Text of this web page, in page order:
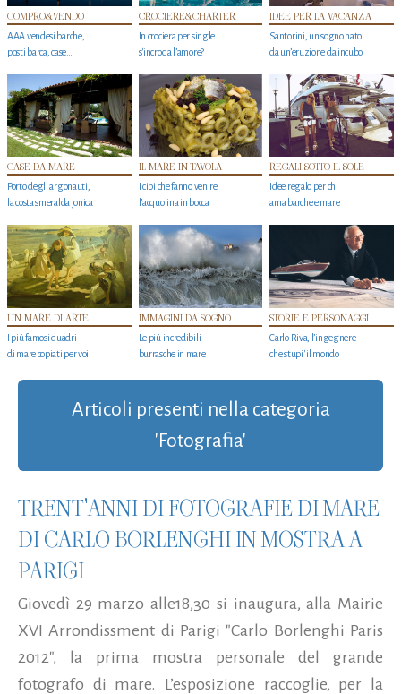
COMPRO&VENDO
AAA vendesi barche,
posti barca, case…
CROCIERE&CHARTER
In crociera per single
s'incrocia l’amore?
IDEE PER LA VACANZA
Santorini, un sogno nato
da un’eruzione da incubo
CASE DA MARE
Porto degli argonauti,
la costa smeralda jonica
IL MARE IN TAVOLA
I cibi che fanno venire
l’acquolina in bocca
REGALI SOTTO IL SOLE
Idee regalo per chi
ama barche e mare
UN MARE DI ARTE
I più famosi quadri
di mare copiati per voi
IMMAGINI DA SOGNO
Le più incredibili
burrasche in mare
STORIE E PERSONAGGI
Carlo Riva, l’ingegnere
che stupi' il mondo
Articoli presenti nella categoria
'Fotografia'
TRENT'ANNI DI FOTOGRAFIE DI MARE
DI CARLO BORLENGHI IN MOSTRA A
PARIGI
Giovedì 29 marzo alle18,30 si inaugura, alla Mairie
XVI Arrondissment di Parigi "Carlo Borlenghi Paris
2012", la prima mostra personale del grande
fotografo di mare. L’esposizione raccoglie, per la